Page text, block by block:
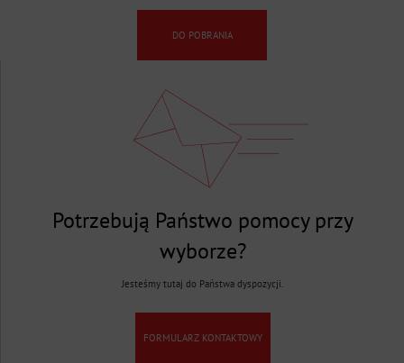
DO POBRANIA
Potrzebują Państwo pomocy przy
wyborze?
Jesteśmy tutaj do Państwa dyspozycji.
FORMULARZ KONTAKTOWY